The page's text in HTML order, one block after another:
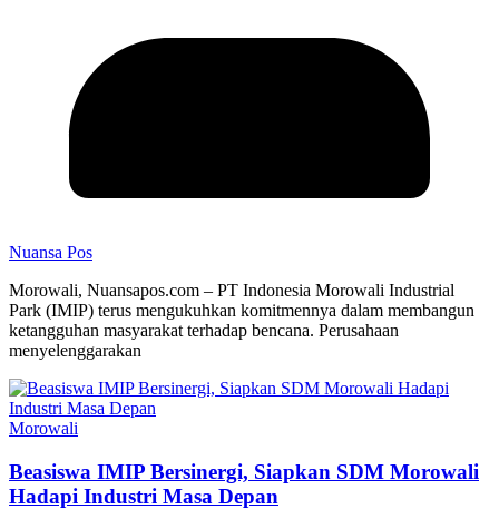
Nuansa Pos
Morowali, Nuansapos.com – PT Indonesia Morowali Industrial
Park (IMIP) terus mengukuhkan komitmennya dalam membangun
ketangguhan masyarakat terhadap bencana. Perusahaan
menyelenggarakan
Morowali
Beasiswa IMIP Bersinergi, Siapkan SDM Morowali
Hadapi Industri Masa Depan